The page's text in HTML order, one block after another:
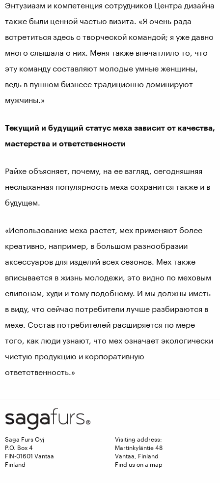
Энтузиазм и компетенция сотрудников Центра дизайна
также были ценной частью визита. «Я очень рада
встретиться здесь с творческой командой; я уже давно
много слышала о них. Меня также впечатлило то, что
эту команду составляют молодые умные женщины,
ведь в пушном бизнесе традиционно доминируют
мужчины.»
Текущий и будущий статус меха зависит от качества,
мастерства и ответственности
Райхе объясняет, почему, на ее взгляд, сегодняшняя
неслыханная популярность меха сохранится также и в
будущем.
«Использование меха растет, мех применяют более
креативно, например, в большом разнообразии
аксессуаров для изделий всех сезонов. Мех также
вписывается в жизнь молодежи, это видно по меховым
слипонам, худи и тому подобному. И мы должны иметь
в виду, что сейчас потребители лучше разбираются в
мехе. Состав потребителей расширяется по мере
того, как люди узнают, что мех означает экологически
чистую продукцию и корпоративную
ответственность.»
Saga Furs Oyj
P.O. Box 4
FIN-01601 Vantaa
Finland
Visiting address:
Martinkyläntie 48
Vantaa, Finland
Find us on a map